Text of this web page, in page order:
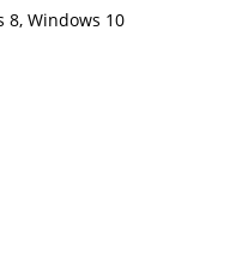
8, Windows 10